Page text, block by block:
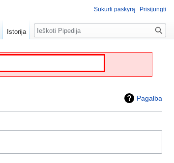
Pagalba
Sukurti paskyrą Prisijungti
Istorija Paieška